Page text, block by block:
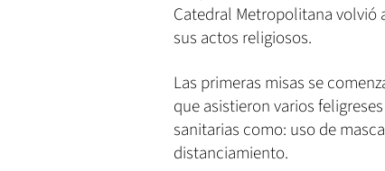
Catedral Metropolitana volvió
sus actos religiosos.
Las primeras misas se
que asistieron varios
sanitarias como: uso de
distanciamiento.